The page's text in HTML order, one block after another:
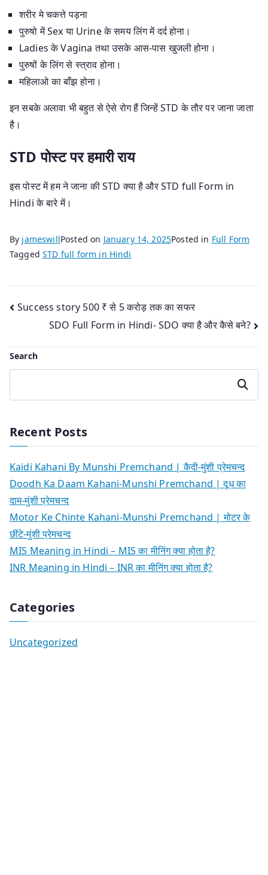
शरीर मे चकत्ते पड़ना
पुरुषो में Sex या Urine के समय लिंग में दर्द होना।
Ladies के Vagina तथा उसके आस-पास खुजली होना।
पुरुषों के लिंग से स्त्राव होना।
महिलाओ का बाँझ होना।
इन सबके अलावा भी बहुत से ऐसे रोग हैं जिन्हें STD के तौर पर जाना जाता
है।
STD पोस्ट पर हमारी राय
इस पोस्ट में हम ने जाना की STD क्या है और STD full Form in
Hindi के बारे में।
By jameswillPosted on January 14, 2025Posted in Full Form
TaggedSTD full form in Hindi
Post
navigation
Success story 500 ₹ से 5 करोड़ तक का सफर
SDO Full Form in Hindi- SDO क्या है और कैसे बने?
Search
Search
Recent Posts
Kaidi Kahani By Munshi Premchand | कैदी-मुंशी प्रेमचन्द
Doodh Ka Daam Kahani-Munshi Premchand | दूध का
दाम-मुंशी प्रेमचन्द
Motor Ke Chinte Kahani-Munshi Premchand | मोटर के
छींटे-मुंशी प्रेमचन्द
MIS Meaning in Hindi – MIS का मीनिंग क्या होता है?
INR Meaning in Hindi – INR का मीनिंग क्या होता है?
Categories
Uncategorized